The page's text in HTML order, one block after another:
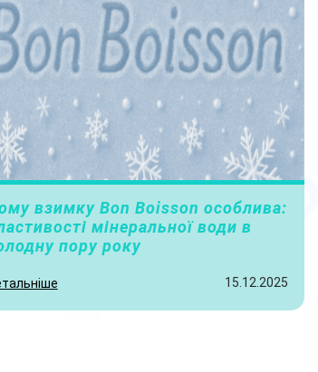
взимку Bon Boisson особлива:
мінеральної води в
пору року
15.12.2025